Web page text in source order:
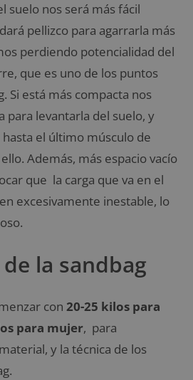
suelo nos será más fácil
pellizco para agarrarla más
perdiendo potencialidad del
que es uno de los puntos
Si está más compacta nos
para levantarla del suelo, y
el último músculo de
Además, más espacio vacío
que la carga que va en el
excesivamente inestable, lo
la sandbag
con 20-25 kilos para
para mujer, para
y la técnica de los